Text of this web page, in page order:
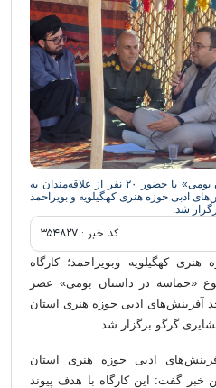
کارگاه تخصصی «حماسه در داستان بومی» با حضور ۲۰ نفر از علاقه‌مندان به
ادبی حوزه هنری کهگیلویه و بویراحمد
شد.
کد خبر :
کهگیلویه وبویراحمد؛ کارگاه
«حماسه در داستان بومی» عصر
واحد آفرینش‌های ادبی حوزه هنری استان
گرگو برگزار شد.
ادبی حوزه هنری استان
خبر گفت: این کارگاه با هدف پیوند